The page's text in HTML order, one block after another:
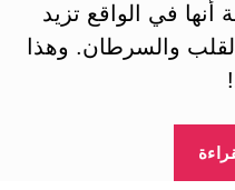
أنها في الواقع تزيد
والسرطان. وهذا